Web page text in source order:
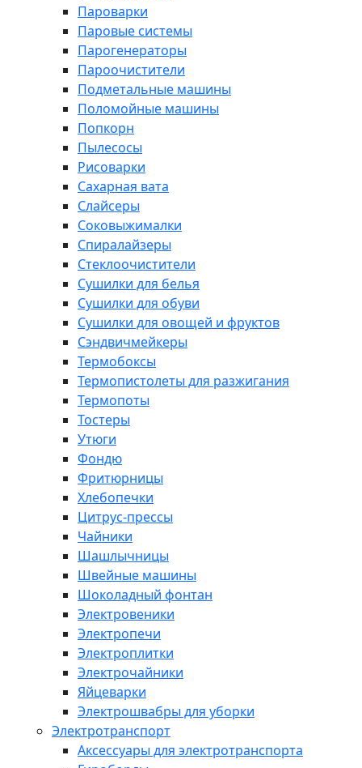
Пароварки
Паровые системы
Парогенераторы
Пароочистители
Подметальные машины
Поломойные машины
Попкорн
Пылесосы
Рисоварки
Сахарная вата
Слайсеры
Соковыжималки
Спиралайзеры
Стеклоочистители
Сушилки для белья
Сушилки для обуви
Сушилки для овощей и фруктов
Сэндвичмейкеры
Термобоксы
Термопистолеты для разжигания
Термопоты
Тостеры
Утюги
Фондю
Фритюрницы
Хлебопечки
Цитрус-прессы
Чайники
Шашлычницы
Швейные машины
Шоколадный фонтан
Электровеники
Электропечи
Электроплитки
Электрочайники
Яйцеварки
Электрошвабры для уборки
Электротранспорт
Аксессуары для электротранспорта